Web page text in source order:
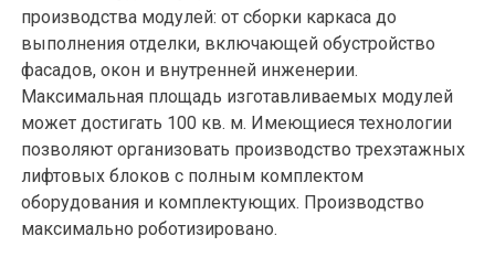
производства модулей: от сборки каркаса до
выполнения отделки, включающей обустройство
фасадов, окон и внутренней инженерии.
Максимальная площадь изготавливаемых модулей
может достигать 100 кв. м. Имеющиеся технологии
позволяют организовать производство трехэтажных
лифтовых блоков с полным комплектом
оборудования и комплектующих. Производство
максимально роботизировано.